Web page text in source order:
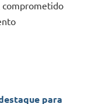
comprometido
para